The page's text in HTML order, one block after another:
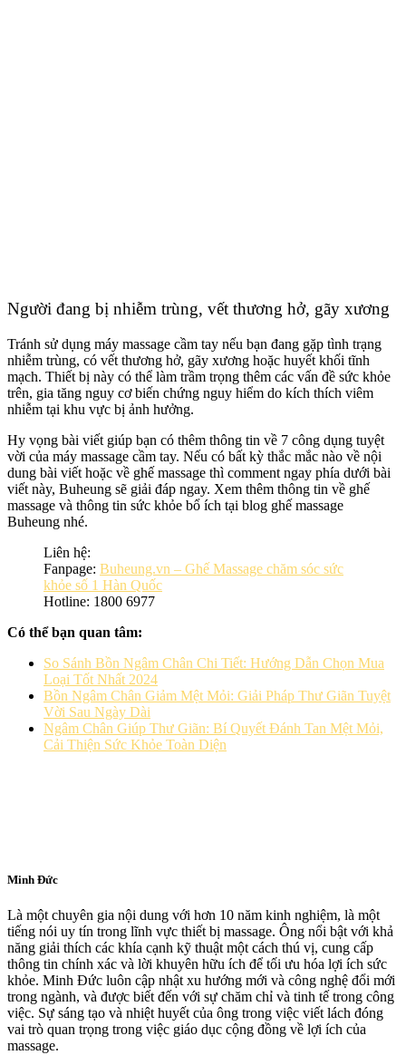
Người đang bị nhiễm trùng, vết thương hở, gãy xương
Tránh sử dụng máy massage cầm tay nếu bạn đang gặp tình trạng
nhiễm trùng, có vết thương hở, gãy xương hoặc huyết khối tĩnh
mạch. Thiết bị này có thể làm trầm trọng thêm các vấn đề sức khỏe
trên, gia tăng nguy cơ biến chứng nguy hiểm do kích thích viêm
nhiễm tại khu vực bị ảnh hưởng.
Hy vọng bài viết giúp bạn có thêm thông tin về 7 công dụng tuyệt
vời của máy massage cầm tay. Nếu có bất kỳ thắc mắc nào về nội
dung bài viết hoặc về ghế massage thì comment ngay phía dưới bài
viết này, Buheung sẽ giải đáp ngay. Xem thêm thông tin về ghế
massage và thông tin sức khỏe bổ ích tại blog ghế massage
Buheung nhé.
Liên hệ:
Fanpage: Buheung.vn – Ghế Massage chăm sóc sức
khỏe số 1 Hàn Quốc
Hotline: 1800 6977
Có thể bạn quan tâm:
So Sánh Bồn Ngâm Chân Chi Tiết: Hướng Dẫn Chọn Mua
Loại Tốt Nhất 2024
Bồn Ngâm Chân Giảm Mệt Mỏi: Giải Pháp Thư Giãn Tuyệt
Vời Sau Ngày Dài
Ngâm Chân Giúp Thư Giãn: Bí Quyết Đánh Tan Mệt Mỏi,
Cải Thiện Sức Khỏe Toàn Diện
Minh Đức
Là một chuyên gia nội dung với hơn 10 năm kinh nghiệm, là một
tiếng nói uy tín trong lĩnh vực thiết bị massage. Ông nổi bật với khả
năng giải thích các khía cạnh kỹ thuật một cách thú vị, cung cấp
thông tin chính xác và lời khuyên hữu ích để tối ưu hóa lợi ích sức
khỏe. Minh Đức luôn cập nhật xu hướng mới và công nghệ đổi mới
trong ngành, và được biết đến với sự chăm chỉ và tinh tế trong công
việc. Sự sáng tạo và nhiệt huyết của ông trong việc viết lách đóng
vai trò quan trọng trong việc giáo dục cộng đồng về lợi ích của
massage.